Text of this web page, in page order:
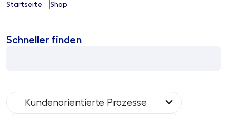
Startseite Shop
Schneller finden
Kundenorientierte Prozesse